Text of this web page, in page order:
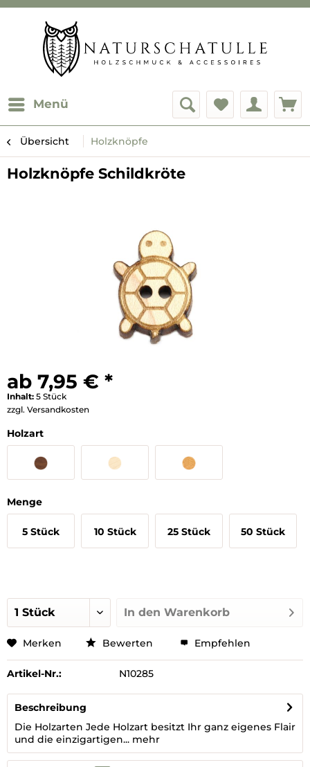
Menü
Übersicht Holzknöpfe
Holzknöpfe Schildkröte
ab 7,95 € *
Inhalt: 5 Stück
zzgl. Versandkosten
Holzart
Menge
5 Stück 10 Stück 25 Stück 50 Stück
In den Warenkorb
Merken Bewerten Empfehlen
Artikel-Nr.: N10285
Beschreibung
Die Holzarten Jede Holzart besitzt Ihr ganz eigenes Flair
und die einzigartigen... mehr